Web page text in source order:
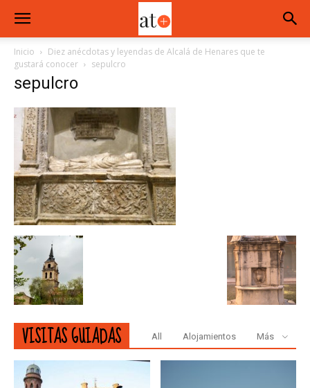
Inicio
Diez anécdotas y leyendas de Alcalá de Henares que te
gustará conocer
sepulcro
sepulcro
VISITAS GUIADAS All Alojamientos Más